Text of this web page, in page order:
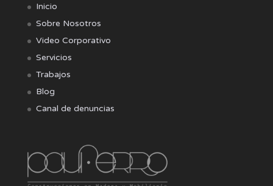
Inicio
Sobre Nosotros
Video Corporativo
Servicios
Trabajos
Blog
Canal de denuncias